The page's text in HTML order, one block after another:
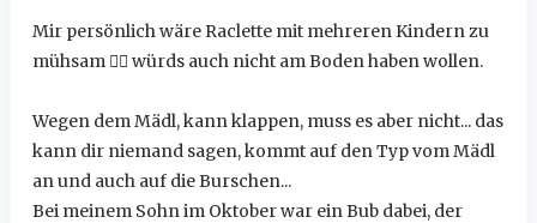
Mir persönlich wäre Raclette mit mehreren Kindern zu
mühsam 🤷‍♀️ würds auch nicht am Boden haben wollen.
Wegen dem Mädl, kann klappen, muss es aber nicht... das
kann dir niemand sagen, kommt auf den Typ vom Mädl
an und auch auf die Burschen...
Bei meinem Sohn im Oktober war ein Bub dabei, der